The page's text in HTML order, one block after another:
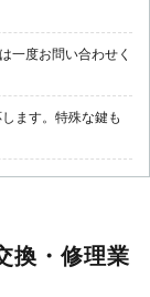
一度お問い合わせく
ます。特殊な鍵も
換・修理業